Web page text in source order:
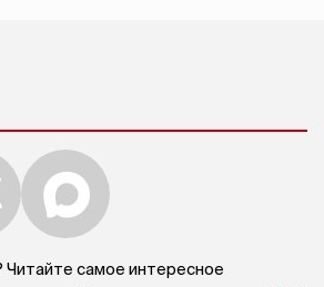
Читайте самое интересное